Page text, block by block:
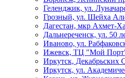
Геленджик, ул.
Грозный, ул. Шейха
Дагестан, мкр Ахмет-
Дальнереченск, ул. 50
Иваново, ул.
Ижевск, ТЦ "Мой
Иркутск, Декабрьских
Иркутск, ул.